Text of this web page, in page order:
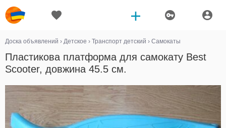
Доска объявлений › Детское › Транспорт детский › Самокаты
Пластикова платформа для самокату Best
Scooter, довжина 45.5 см.